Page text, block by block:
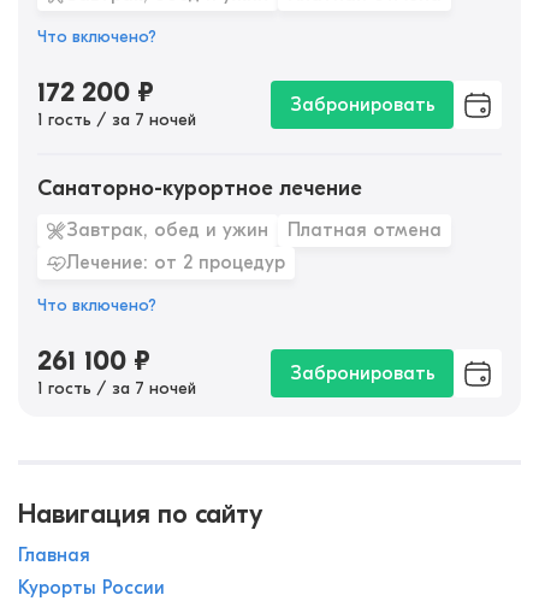
Что включено?
172 200 ₽
1 гость / за 7 ночей
Забронировать
Санаторно-курортное лечение
Завтрак, обед и ужин
Платная отмена
Лечение: от 2 процедур
Что включено?
261 100 ₽
1 гость / за 7 ночей
Забронировать
Навигация по сайту
Главная
Курорты России